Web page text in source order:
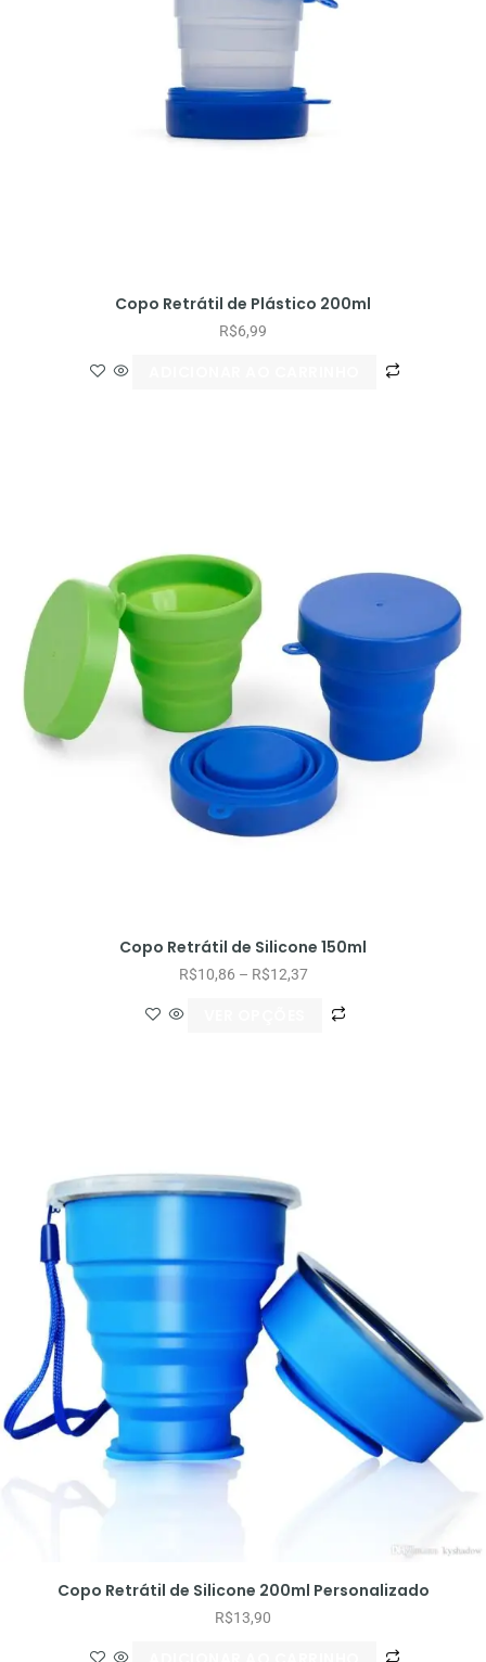
Copo Retrátil de Plástico 200ml
R$6,99
Copo Retrátil de Silicone 150ml
R$10,86 – R$12,37
Copo Retrátil de Silicone 200ml Personalizado
R$13,90